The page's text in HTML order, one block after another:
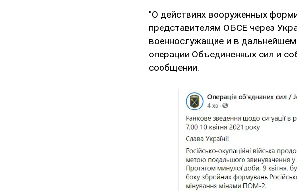
"О действиях вооруженных
представителям ОБСЕ через
военнослужащие и в
операции Объединенных сил и
сообщении.